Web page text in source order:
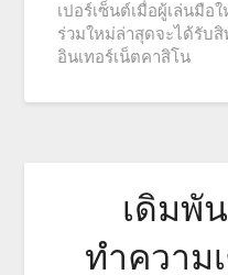
เปอร์เซ็นต์เมื่อผู้เล่นมือ
ร่วมใหม่ล่าสุดจะได้รับ
อินเทอร์เน็ตคาสิโน
เดิมพั
ทำความ